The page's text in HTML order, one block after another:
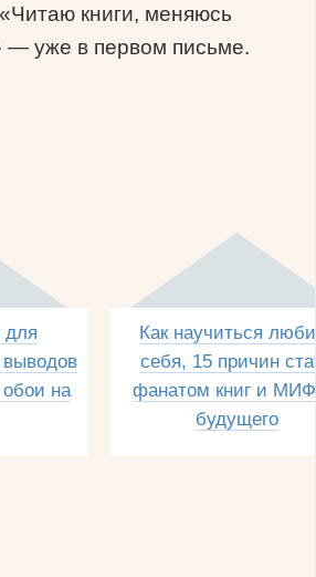
книги, меняюсь
— уже в первом письме.
для
на
Как научиться
себя, 15 причин
фанатом книг и
будущего